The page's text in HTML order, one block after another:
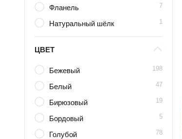
Фланель 7
Натуральный шёлк 1
ЦВЕТ
Бежевый 198
Белый 47
Бирюзовый 19
Бордовый 5
Голубой 78